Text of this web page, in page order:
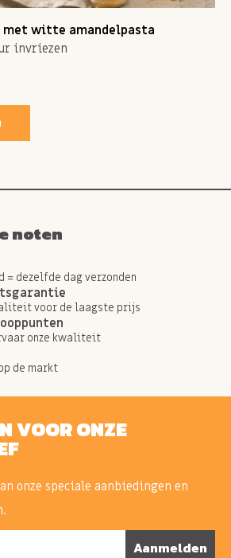
met witte amandelpasta
invriezen
noten
= dezelfde dag verzonden
voor de laagste prijs
onze kwaliteit
de markt
VOOR ONZE
onze speciale aanbiedingen en
Aanmelden